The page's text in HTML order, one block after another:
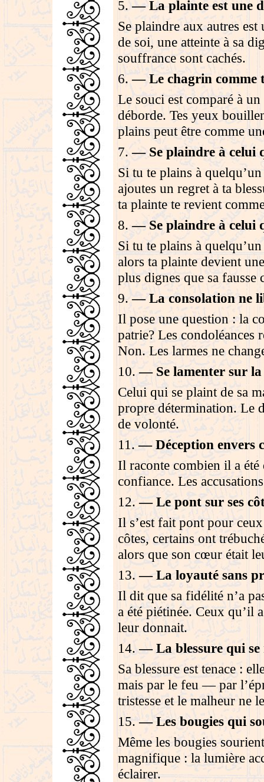
5.—La plainte est une
Se plaindre aux autres
de soi, une atteinte à sa
souffrance sont cachés.
6.—Le chagrin comme
Le souci est comparé à
déborde. Tes yeux
plains peut être comme
7.— Se plaindre à celui
Si tu te plains à
ajoutes un regret à ta
ta plainte te revient
8.— Se plaindre à
Si tu te plains à
alors ta plainte devient
plus dignes que sa fausse
9.—La consolation ne
Il pose une question : la
patrie? Les condoléances
Non. Les larmes ne
10.— Se lamenter sur
Celui qui se plaint de sa
propre détermination. Le
de volonté.
11 .—Déception envers
Il raconte combien il a
confiance. Les
12.—Le pont sur ses
Il s’est fait pont pour
côtes, certains ont
alors que son cœur était
13.—La loyauté sans
Il dit que sa fidélité n’a
a été piétinée. Ceux qu’il
leur donnait.
14.—La blessure qui
Sa blessure est tenace :
mais par le feu — par
tristesse et le malheur ne
15.—Les bougies qui
Même les bougies
magnifique : la lumière
éclairer.